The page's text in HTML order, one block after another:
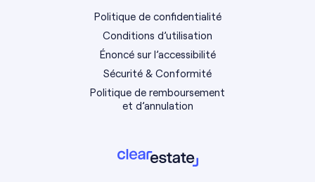
Politique de confidentialité
Conditions d’utilisation
Énoncé sur l’accessibilité
Sécurité & Conformité
Politique de remboursement
et d’annulation